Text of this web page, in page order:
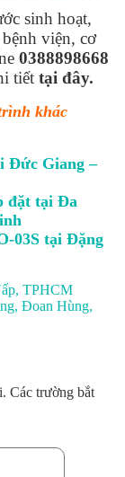
sinh hoạt,
viện, cơ
0388898668
tiết tại đây.
khác
Đức Giang –
đặt tại Đa
03S tại Đặng
TPHCM
Đoan Hùng,
Các trường bắt